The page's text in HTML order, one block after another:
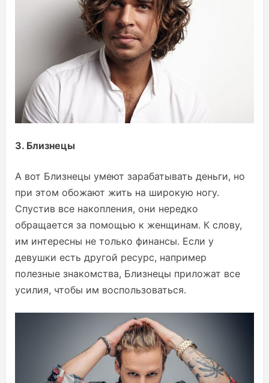
3. Близнецы
А вот Близнецы умеют зарабатывать деньги, но
при этом обожают жить на широкую ногу.
Спустив все накопления, они нередко
обращается за помощью к женщинам. К слову,
им интересны не только финансы. Если у
девушки есть другой ресурс, например
полезные знакомства, Близнецы приложат все
усилия, чтобы им воспользоваться.